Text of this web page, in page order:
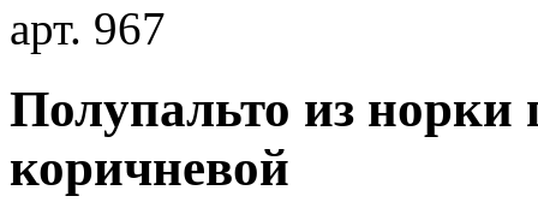
арт. 967
Полупальто из норки
коричневой